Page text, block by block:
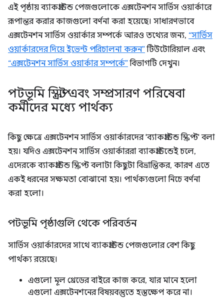
এই পৃষ্ঠায় ব্যাকগ্রাউন্ড পেজগুলোকে এক্সটেনশন সার্ভিস ওয়ার্কারে
রূপান্তর করার কাজগুলো বর্ণনা করা হয়েছে। সাধারণভাবে
এক্সটেনশন সার্ভিস ওয়ার্কার সম্পর্কে আরও তথ্যের জন্য, “সার্ভিস
ওয়ার্কারদের দিয়ে ইভেন্ট পরিচালনা করুন”টিউটোরিয়াল এবং
“এক্সটেনশন সার্ভিস ওয়ার্কার সম্পর্কে”বিভাগটি দেখুন।
পটভূমি স্ক্রিপ্ট এবং সম্প্রসারণ পরিষেবা
কর্মীদের মধ্যে পার্থক্য
কিছু ক্ষেত্রে এক্সটেনশন সার্ভিস ওয়ার্কারদের 'ব্যাকগ্রাউন্ড স্ক্রিপ্ট' বলা
হয়। যদিও এক্সটেনশন সার্ভিস ওয়ার্কাররা ব্যাকগ্রাউন্ডেই চলে,
এদেরকে ব্যাকগ্রাউন্ড স্ক্রিপ্ট বলাটা কিছুটা বিভ্রান্তিকর, কারণ এতে
একই ধরনের সক্ষমতা বোঝানো হয়। পার্থক্যগুলো নিচে বর্ণনা
করা হলো।
পটভূমি পৃষ্ঠাগুলি থেকে পরিবর্তন
সার্ভিস ওয়ার্কারদের সাথে ব্যাকগ্রাউন্ড পেজগুলোর বেশ কিছু
পার্থক্য রয়েছে।
এগুলো মূল থ্রেডের বাইরে কাজ করে, যার মানে হলো
এগুলো এক্সটেনশনের বিষয়বস্তুতে হস্তক্ষেপ করে না।